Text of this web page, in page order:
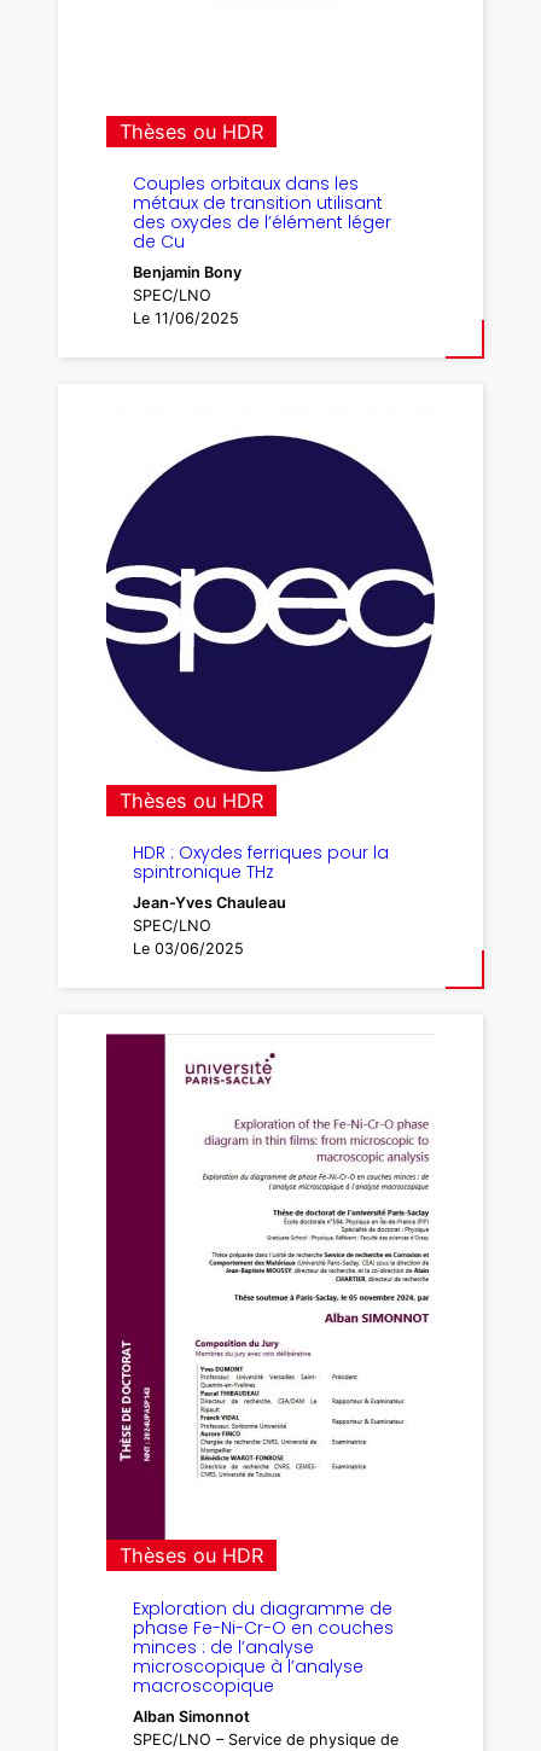
Thèses ou HDR
Couples orbitaux dans les
métaux de transition utilisant
des oxydes de l’élément léger
de Cu
Benjamin Bony
SPEC/LNO
Le 11/06/2025
Thèses ou HDR
HDR : Oxydes ferriques pour la
spintronique THz
Jean-Yves Chauleau
SPEC/LNO
Le 03/06/2025
Thèses ou HDR
Exploration du diagramme de
phase Fe-Ni-Cr-O en couches
minces : de l’analyse
microscopique à l’analyse
macroscopique
Alban Simonnot
SPEC/LNO – Service de physique de